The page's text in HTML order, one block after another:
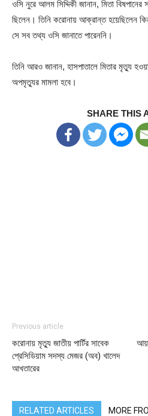
ওসি নুরে আলম সিদ্দিকী জানান, মিতা বিষপানের
ছিলেন। তিনি করোনায় আক্রান্ত হয়েছিলেন
সে সব তথ্য ওসি জানাতে পারেননি।
তিনি আরও জানান, হাসপাতালে মিতার মৃত্যু
অপমৃত্যুর মামলা হবে।
SHARE THIS
Previous article
করোনায় মৃত্যু জাতীয় পার্টির সাবেক
প্রেসিডিয়াম সদস্য মেজর (অব) খালেদ
আখতারের
RELATED ARTICLES MORE